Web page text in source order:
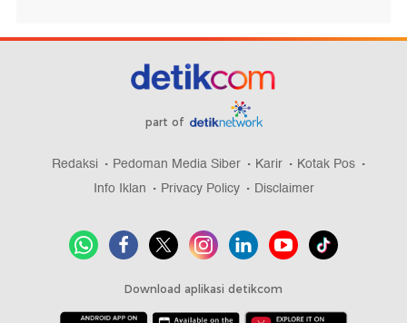
part of
Redaksi Pedoman Media Siber Karir
Kotak Pos
Info Iklan
Privacy Policy Disclaimer
Download aplikasi detikcom